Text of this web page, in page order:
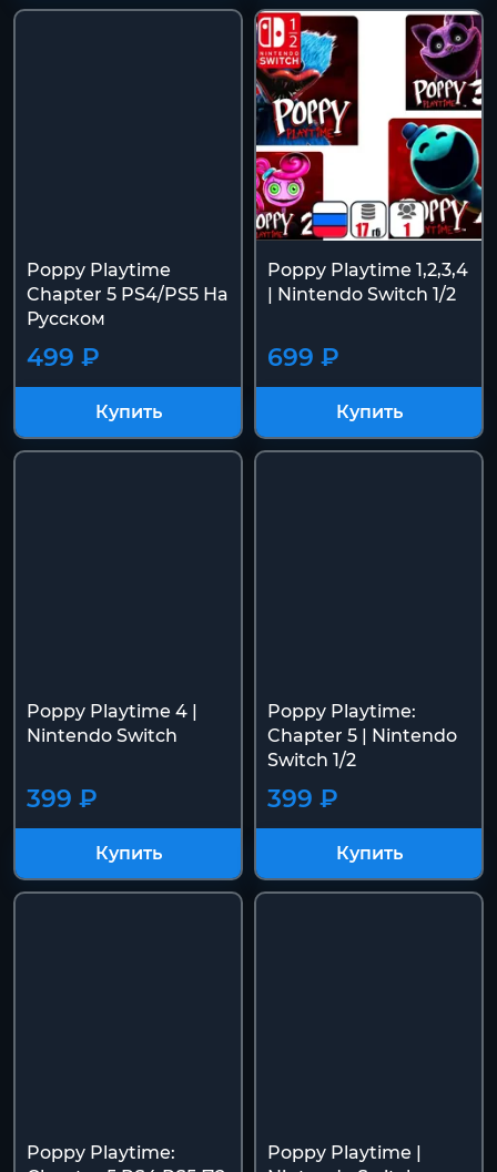
Poppy Playtime
Chapter 5 PS4/PS5 На
Русском
499 ₽
Купить
Poppy Playtime 1,2,3,4
| Nintendo Switch 1/2
699 ₽
Купить
Poppy Playtime 4 |
Nintendo Switch
399 ₽
Купить
Poppy Playtime:
Chapter 5 | Nintendo
Switch 1/2
399 ₽
Купить
Poppy Playtime:
Poppy Playtime |